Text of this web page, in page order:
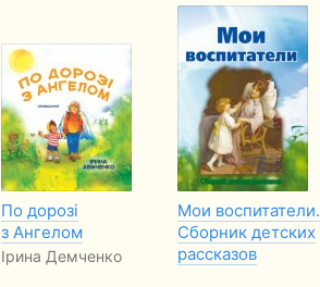
По дорозі
з Ангелом
Ірина Демченко
Мои воспитатели.
Сборник детских
рассказов